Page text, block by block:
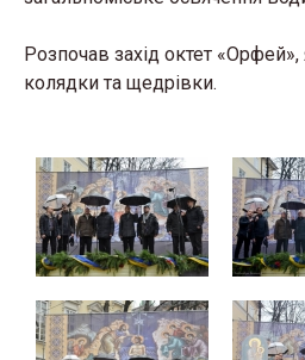
Розпочав захід октет
колядки та щедрівки.